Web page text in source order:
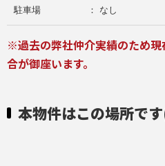
駐車場 ： なし
※過去の弊社仲介実績のため
合が御座います。
本物件はこの場所で